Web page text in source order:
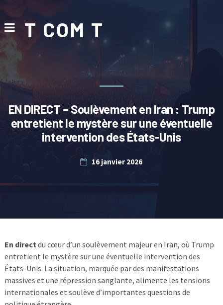
T COM T
EN DIRECT – Soulèvement en Iran : Trump
entretient le mystère sur une éventuelle
intervention des États-Unis
16 janvier 2026
En directdu cœur d’un soulèvement majeur en Iran, où Trump
entretient le mystère sur une éventuelle intervention des
États-Unis. La situation, marquée par des manifestations
massives et une répression sanglante, alimente les tensions
internationales et soulève d’importantes questions de